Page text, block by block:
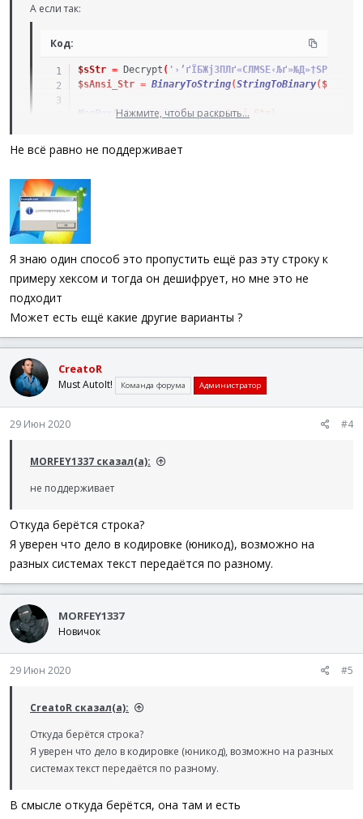
А если так:
Код:
$sStr = Decrypt ( '›’ґЇБЖјЗПЛґ«СЛМЅЕ‹Љґ»№Д»†ЅРЅ'
$sAnsi_Str = BinaryToString(StringToBinary( $sStr
MsgBox 64, @ScriptName, $sAnsi_Str
Local $string,
EndFunc
Нажмите, чтобы раскрыть...
Не всё равно не поддерживает
Я знаю один способ это пропустить ещё раз эту строку к
примеру хексом и тогда он дешифрует, но мне это не
подходит
Может есть ещё какие другие варианты ?
CreatoR
Must AutoIt! Команда форума Администратор
29 Июн 2020 #4
MORFEY1337 сказал(а):
не поддерживает
Откуда берётся строка?
Я уверен что дело в кодировке (юникод), возможно на
разных системах текст передаётся по разному.
MORFEY1337
Новичок
29 Июн 2020 #5
CreatoR сказал(а):
Откуда берётся строка?
Я уверен что дело в кодировке (юникод), возможно на разных
системах текст передаётся по разному.
В смысле откуда берётся, она там и есть